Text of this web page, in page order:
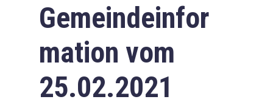
Downloads
Impressum
Datenschutzerklärung
Gemeindeinfor
mation vom
25.02.2021